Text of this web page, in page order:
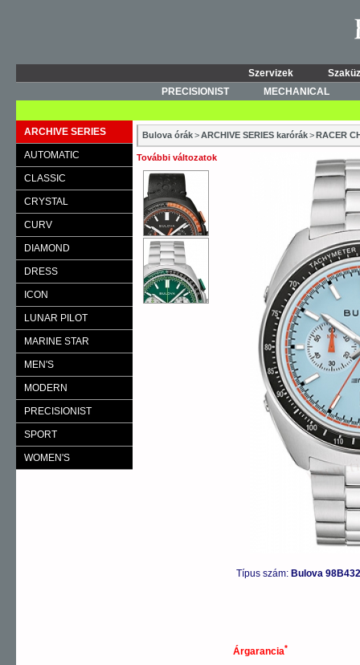
Szervizek
PRECISIONIST
MECHANICAL
ARCHIVE SERIES
AUTOMATIC
CLASSIC
CRYSTAL
CURV
DIAMOND
DRESS
ICON
LUNAR PILOT
MARINE STAR
MEN'S
MODERN
PRECISIONIST
SPORT
WOMEN'S
Bulova órák>ARCHIVE SERIES karórák>RACER
További változatok
Típus szám: Bulova
Árgarancia*